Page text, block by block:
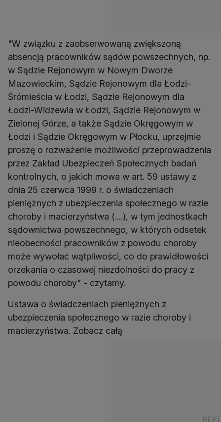
"W związku z zaobserwowaną zwiększoną
absencją pracowników sądów powszechnych, np.
w Sądzie Rejonowym w Nowym Dworze
Mazowieckim, Sądzie Rejonowym dla Łodzi-
Śrómieścia w Łodzi, Sądzie Rejonowym dla
Łodzi-Widzewia w Łodzi, Sądzie Rejonowym w
Zielonej Górze, a także Sądzie Okręgowym w
Łodzi i Sądzie Okręgowym w Płocku, uprzejmie
proszę o rozważenie możliwości przeprowadzenia
przez Zakład Ubezpieczeń Społecznych badań
kontrolnych, o jakich mowa w art. 59 ustawy z
dnia 25 czerwca 1999 r. o świadczeniach
pieniężnych z ubezpieczenia społecznego w razie
choroby i macierzyństwa (....), w tym jednostkach
sądownictwa powszechnego, w których odsetek
nieobecności pracowników z powodu choroby
może wywołać wątpliwości, co do prawidłowości
orzekania o czasowej niezdolności do pracy z
powodu choroby" - czytamy.
Ustawa o świadczeniach pieniężnych z
ubezpieczenia społecznego w razie choroby i
macierzyństwa. Zobacz całą